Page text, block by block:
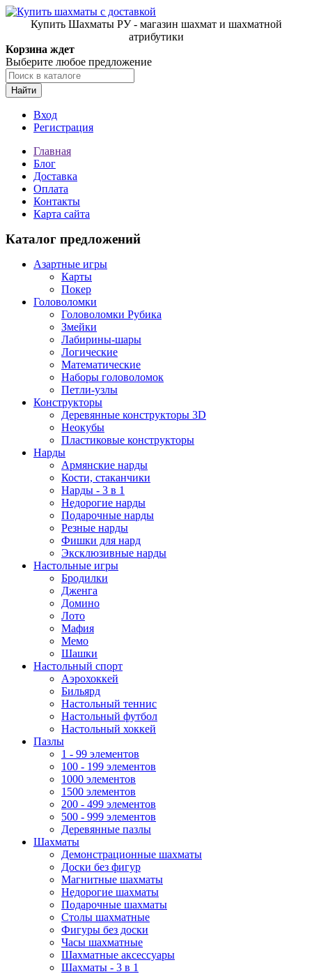
Купить Шахматы РУ - магазин шахмат и шахматной
атрибутики
Корзина ждет
Выберите любое предложение
Найти
Вход
Регистрация
Главная
Блог
Доставка
Оплата
Контакты
Карта сайта
Каталог предложений
Азартные игры
Карты
Покер
Головоломки
Головоломки Рубика
Змейки
Лабирины-шары
Логические
Математические
Наборы головоломок
Петли-узлы
Конструкторы
Деревянные конструкторы 3D
Неокубы
Пластиковые конструкторы
Нарды
Армянские нарды
Кости, стаканчики
Нарды - 3 в 1
Недорогие нарды
Подарочные нарды
Резные нарды
Фишки для нард
Эксклюзивные нарды
Настольные игры
Бродилки
Дженга
Домино
Лото
Мафия
Мемо
Шашки
Настольный спорт
Аэрохоккей
Бильярд
Настольный теннис
Настольный футбол
Настольный хоккей
Пазлы
1 - 99 элементов
100 - 199 элементов
1000 элементов
1500 элементов
200 - 499 элементов
500 - 999 элементов
Деревянные пазлы
Шахматы
Демонстрационные шахматы
Доски без фигур
Магнитные шахматы
Недорогие шахматы
Подарочные шахматы
Столы шахматные
Фигуры без доски
Часы шахматные
Шахматные аксессуары
Шахматы - 3 в 1